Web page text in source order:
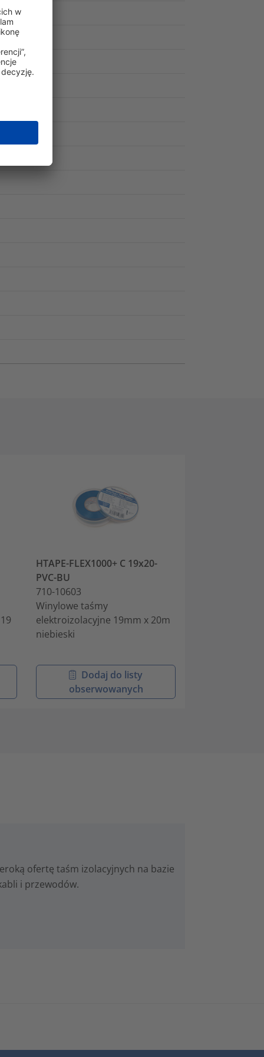
HTAPE-FLEX1000+ C 19x20-
PVC-BU
710-10603
Winylowe taśmy
elektroizolacyjne 19mm x 20m
niebieski
Dodaj do listy
obserwowanych
ofertę taśm izolacyjnych na bazie
i przewodów.